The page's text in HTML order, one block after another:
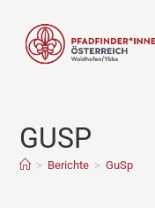
GUSP
> Berichte > GuSp